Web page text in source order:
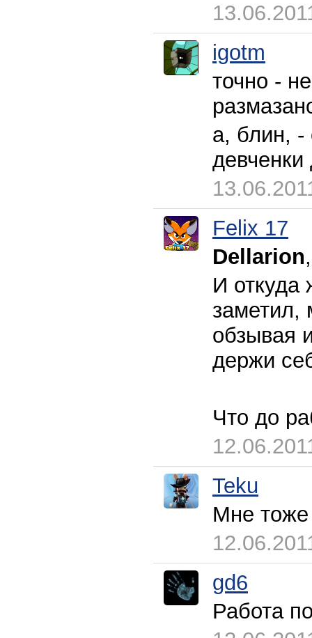
igotm
точно -
а, блин, -
Felix 17
Dellarion
И откуда
заметил,
обзывая
держи
Что до
Teku
Мне
gd6
Работа